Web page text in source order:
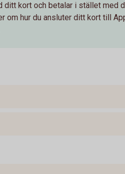
ditt kort och betalar i stället med
om hur du ansluter ditt kort till